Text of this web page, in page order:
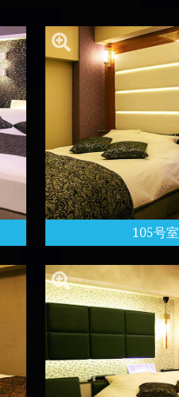
105号室